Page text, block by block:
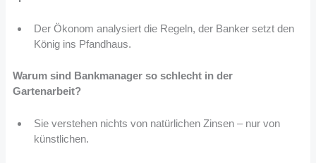
Der Ökonom analysiert die Regeln, der Banker setzt den
König ins Pfandhaus.
Warum sind Bankmanager so schlecht in der
Gartenarbeit?
Sie verstehen nichts von natürlichen Zinsen – nur von
künstlichen.